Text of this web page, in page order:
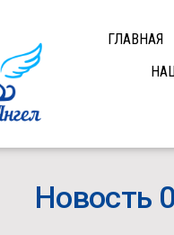
ГЛАВНАЯ
Новость